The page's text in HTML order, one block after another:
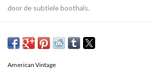
door de subtiele boothals.
SON31GH21
American Vintage